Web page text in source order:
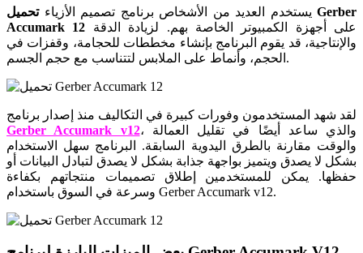
يستخدم العديد من الأشخاص برنامج تصميم الأزياء تحميل Gerber
Accumark 12
والإنتاجية، قد يقوم البرنامج بإنشاء مخططات للحجامة، وقفزات في
الحجم، وأنماط على الملابس لتتناسب مع حجم الجسم.
لقد شهد المستخدمون وفورات كبيرة في التكاليف منذ إصدار برنامج
Gerber Accumark v12، والذي ساعد أيضًا في تقليل العمالة
والوقت مقارنة بالطرق اليدوية السابقة. البرنامج سهل الاستخدام
بشكل لا يصدق ويتميز بواجهة جذابة بشكل لا يصدق لتبادل البيانات أو
حفظها. يمكن للمستخدمين إطلاق تصميمات منتجاتهم بكفاءة
وسرعة في السوق باستخدام Gerber Accumark v12.